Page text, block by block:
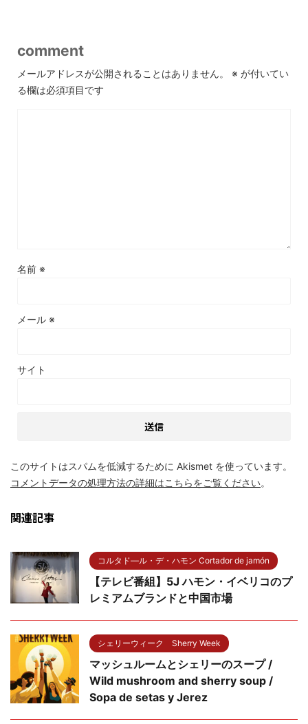
comment
メールアドレスが公開されることはありません。 ※ が付いてい
る欄は必須項目です
名前 ※
メール ※
サイト
このサイトはスパムを低減するために Akismet を使っています。
コメントデータの処理方法の詳細はこちらをご覧ください。
関連記事
コルタド―ル・デ・ハモン Cortador de jamón
【テレビ番組】5J ハモン・イベリコのプ
レミアムブランドと中国市場
シェリーウィーク Sherry Week
マッシュルームとシェリーのスープ /
Wild mushroom and sherry soup /
Sopa de setas y Jerez